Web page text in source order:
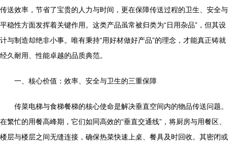
传送效率，节省了宝贵的人力与时间，更在保障传送过程的卫生、安全与
平稳性方面发挥着关键作用。这类产品虽常被归类为“日用杂品”，但其设
计与制造却绝非小事。唯有秉持“用好材做好产品”的理念，才能真正铸就
经久耐用、性能卓越的品质典范。
一、核心价值：效率、安全与卫生的三重保障
传菜电梯与食梯餐梯的核心使命是解决垂直空间内的物品传送问题。
在繁忙的用餐高峰期，它们如同高效的“垂直交通线”，将厨房与用餐区、
楼层与楼层之间无缝连接，确保热菜快速上桌、餐具及时回收。其密闭或